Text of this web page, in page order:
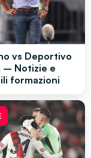
vs Deportivo
– Notizie e
formazioni